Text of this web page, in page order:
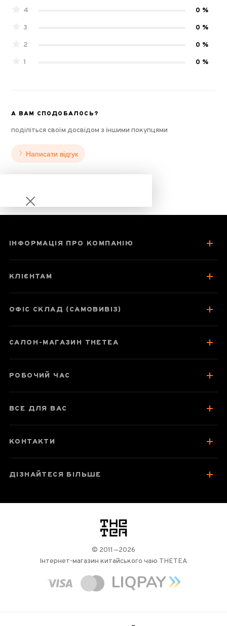
4
0 %
3
0 %
2
0 %
1
0 %
А ВАМ СПОДОБАЛОСЬ?
поділіться своїм досвідом з іншими покупцями
Написати відгук
Набір пробників
ІНФОРМАЦІЯ ПРО КОМПАНІЮ
КЛІЄНТАМ
ОФІС СКЛАД (САМОВИВІЗ)
САЛОН-МАГАЗИН THETEA
РОБОЧИЙ ЧАС
ВСЕ ДЛЯ ВАС
КОНТАКТИ
ДІЗНАЙТЕСЯ БІЛЬШЕ
логотип
© 2011—2026
Інтернет-магазин китайського чаю THETEA